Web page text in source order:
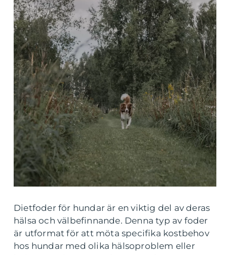
Dietfoder för hundar är en viktig del av deras
hälsa och välbefinnande. Denna typ av foder
är utformat för att möta specifika kostbehov
hos hundar med olika hälsoproblem eller